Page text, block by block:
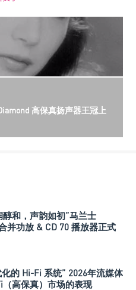
高保真扬声器王冠上
醇和，声韵如初”马兰士
并功放 & CD 70 播放器正式
的 Hi-Fi 系统” 2026年流媒体
高保真）市场的表现